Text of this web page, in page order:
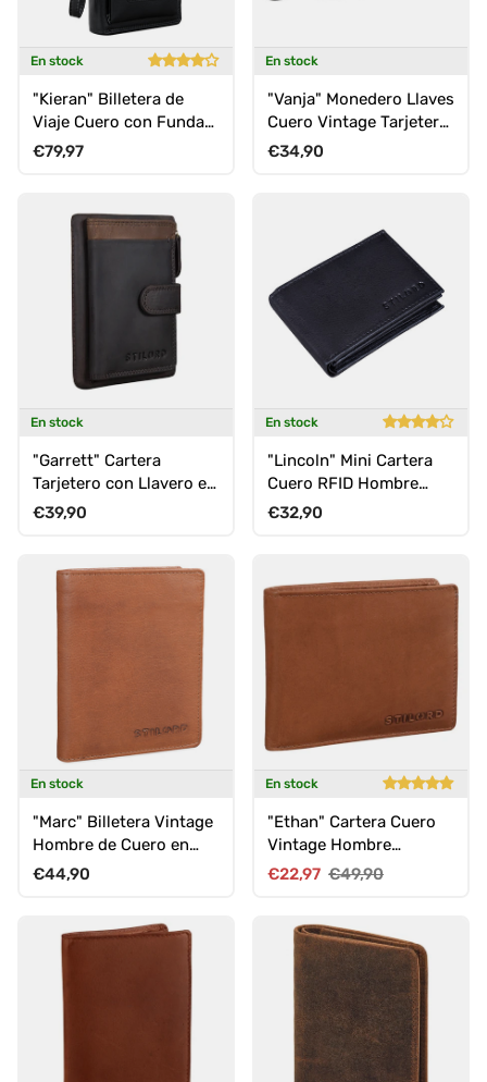
En stock
"Kieran" Billetera de
Viaje Cuero con Funda
para Móvil y Correa
Precio normal
€79,97
En stock
"Vanja" Monedero Llaves
Cuero Vintage Tarjetero
Pequeño Unisex
Precio normal
€34,90
En stock
"Garrett" Cartera
Tarjetero con Llavero en
Cuero
Precio normal
€39,90
En stock
"Lincoln" Mini Cartera
Cuero RFID Hombre
Slim Monedero Tarjetero
Precio normal
€32,90
En stock
"Marc" Billetera Vintage
Hombre de Cuero en
Caja de Regalo
Precio normal
€44,90
En stock
"Ethan" Cartera Cuero
Vintage Hombre
Monedero Auténtico
Precio de venta
€22,97 Precio normal
€49,90